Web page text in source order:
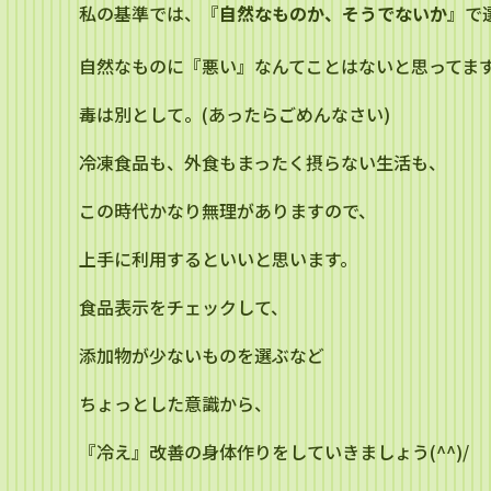
私の基準では、『自然なものか、そうでないか』で
自然なものに『悪い』なんてことはないと思ってます
毒は別として。(あったらごめんなさい)
冷凍食品も、外食もまったく摂らない生活も、
この時代かなり無理がありますので、
上手に利用するといいと思います。
食品表示をチェックして、
添加物が少ないものを選ぶなど
ちょっとした意識から、
『冷え』改善の身体作りをしていきましょう(^^)/